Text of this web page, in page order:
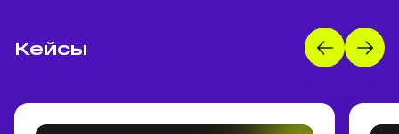
Кейсы